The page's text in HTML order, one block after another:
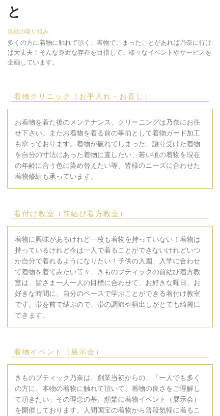
と
当社の取り組み
多くの方に着物に触れて頂く、着物でこまったことがあれば乃奈に行け
ば大丈夫！そんな身近な存在を目指して、様々なイベントやサービスを
企画しています。
着物クリニック（お手入れ・お直し）
お着物を着た後のメンテナンス、クリーニングは乃奈にお任
せ下さい。またお着物を着る前の事前として着物ガード加工
も承っております。着物が破れてしまった、譲り受けた着物
を自分の寸法にあった着物に直したい、若い頃の着物を現在
の年齢に合う色に染め替えたい等、皆様のニーズに合わせた
着物修繕も承っています。
着付け教室（前結び着方教室）
着物に興味があるけれど一枚も着物を持っていない！着物は
持っているけれど今は一人で着ることができないけれどいつ
か自分で着れるようになりたい！子供の入園、入学に合わせ
て着物を着てみたい等々、きものブティックの前結び着方教
室は、皆さま一人一人の目標に合わせて、お好きな曜日、お
好きな時間に、自分のペースで学ぶことができる着付け教室
です。帯を前で結ぶので、帯の調節や柄出しがとても綺麗に
できます。
着物イベント（展示会）
きものブティック乃奈は、創業当初からの、「一人でも多く
の方に、本物の着物に触れて頂いて、着物の良さをご理解し
て頂きたい」その理念の基、頻繁に着物イベント（展示会）
を開催しております。人間国宝の着物から普段気軽に着るこ